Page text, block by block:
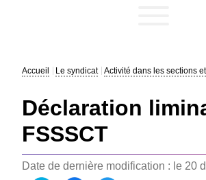
Accueil Le syndicat Activité dans les sections
Déclaration
FSSSCT
Date de dernière modification : le 20